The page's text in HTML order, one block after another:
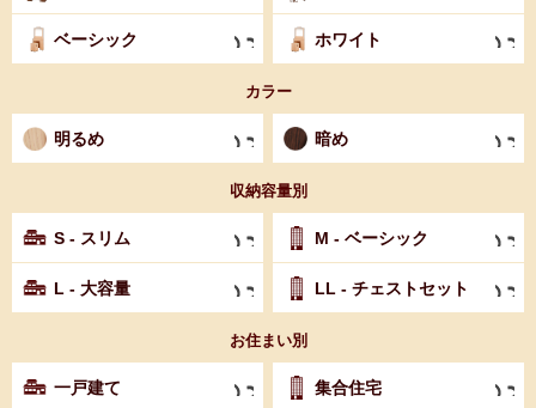
ベーシック ホワイト
カラー
明るめ 暗め
収納容量別
S - スリム M - ベーシック
L - 大容量 LL - チェストセット
お住まい別
一戸建て 集合住宅